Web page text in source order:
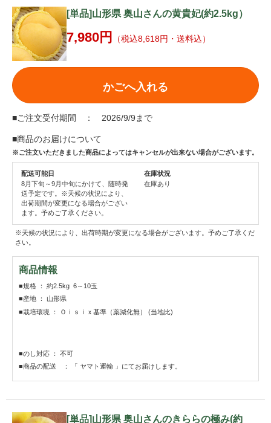
[単品]山形県 奥山さんの黄貴妃(約2.5kg）
7,980円 （税込8,618円・送料込）
かごへ入れる
■ご注文受付期間 ： 2026/9/9まで
■商品のお届けについて
※ご注文いただきました商品によってはキャンセルが出来ない場合がございます。
配送可能日
在庫状況
8月下旬～9月中旬にかけて、随時発
送予定です。※天候の状況により、
出荷期間が変更になる場合がござい
ます。予めご了承ください。
在庫あり
※天候の状況により、出荷時期が変更になる場合がございます。予めご了承くだ
さい。
商品情報
■規格 ： 約2.5kg 6～10玉
■産地 ： 山形県
■栽培環境 ： Ｏｉｓｉｘ基準（薬減化無） (当地比)
■のし対応 ： 不可
■商品の配送 ： 「 ヤマト運輸 」にてお届けします。
[単品]山形県 奥山さんのきららの極み(約